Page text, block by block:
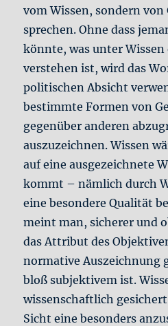
vom Wissen, sondern von
sprechen. Ohne dass
könnte, was unter
verstehen ist, wird das
politischen Absicht
bestimmte Formen von
gegenüber anderen
auszuzeichnen. Wissen
auf eine ausgezeichnete
kommt – nämlich durch
eine besondere Qualität
meint man, sicherer und
das Attribut des
normative Auszeichnung
bloß subjektivem ist.
wissenschaftlich
Sicht eine besonders